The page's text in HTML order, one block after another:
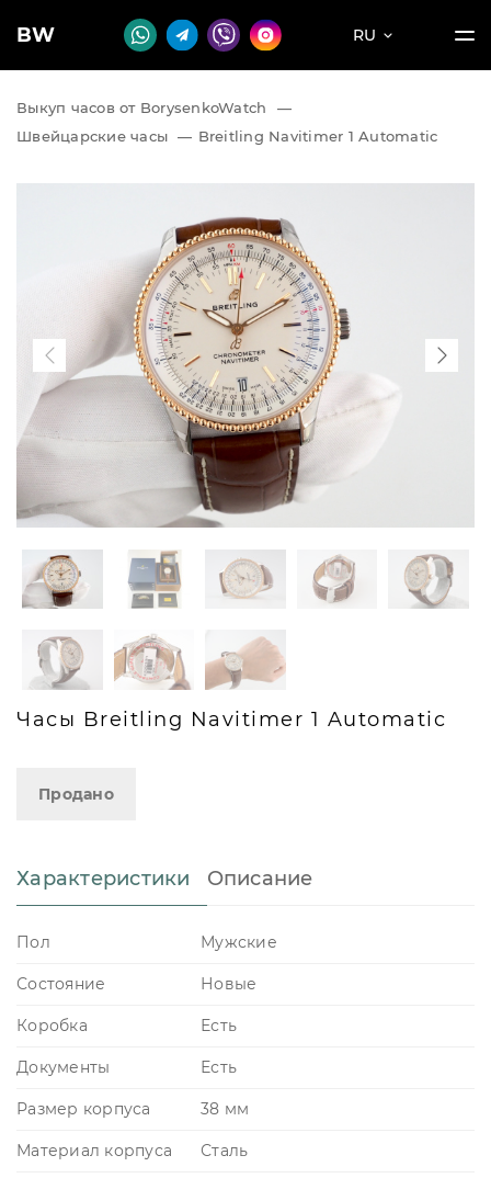
BW RU
Выкуп часов от BorysenkoWatch
—
Швейцарские часы — Breitling Navitimer 1 Automatic
Часы Breitling Navitimer 1 Automatic
Продано
Характеристики Описание
Пол Мужские
Состояние Новые
Коробка Есть
Документы Есть
Размер корпуса 38 мм
Материал корпуса Сталь